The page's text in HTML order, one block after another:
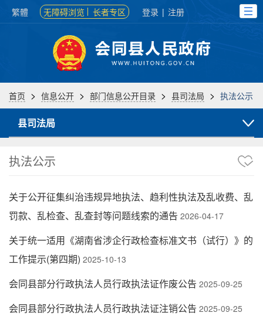
繁體 无障碍浏览 长者专区 登录 | 注册
首页 > 信息公开 > 部门信息公开目录 > 县司法局 > 执法公示
县司法局
执法公示
关于公开征集纠治违规异地执法、趋利性执法及乱收费、乱
罚款、乱检查、乱查封等问题线索的通告 2026-04-17
关于统一适用《湖南省涉企行政检查标准文书（试行）》的
工作提示(第四期) 2025-10-13
会同县部分行政执法人员行政执法证作废公告 2025-09-25
会同县部分行政执法人员行政执法证注销公告 2025-09-25